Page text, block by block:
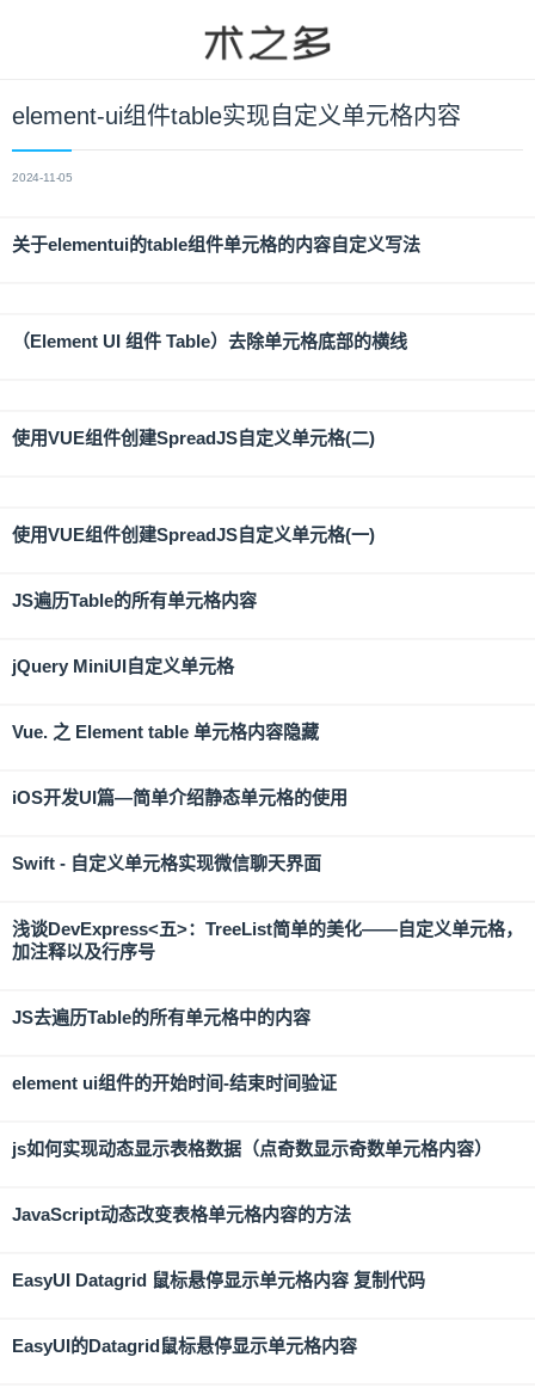
element-ui组件table实现自定义单元格内容
2024-11-05
关于elementui的table组件单元格的内容自定义写法
（Element UI 组件 Table）去除单元格底部的横线
使用VUE组件创建SpreadJS自定义单元格(二)
使用VUE组件创建SpreadJS自定义单元格(一)
JS遍历Table的所有单元格内容
jQuery MiniUI自定义单元格
Vue. 之 Element table 单元格内容隐藏
iOS开发UI篇—简单介绍静态单元格的使用
Swift - 自定义单元格实现微信聊天界面
浅谈DevExpress<五>：TreeList简单的美化——自定义单元格，
加注释以及行序号
JS去遍历Table的所有单元格中的内容
element ui组件的开始时间-结束时间验证
js如何实现动态显示表格数据（点奇数显示奇数单元格内容）
JavaScript动态改变表格单元格内容的方法
EasyUI Datagrid 鼠标悬停显示单元格内容 复制代码
EasyUI的Datagrid鼠标悬停显示单元格内容